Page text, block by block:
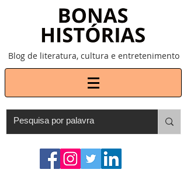
Blog de literatura, cultura e entretenimento